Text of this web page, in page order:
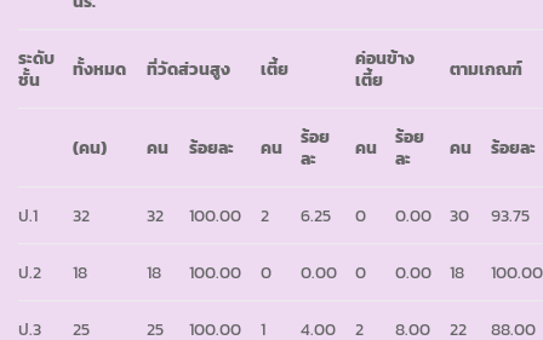
ระดับ
ชั้น
ทั้งหมด ที่วัดส่วนสูง เตี้ย
ค่อนข้าง
เตี้ย
ตามเกณฑ์
(คน) คน ร้อยละ คน
ร้อย
ละ
คน
ร้อย
ละ
คน ร้อยละ
ป.1 32 32 100.00 2 6.25 0 0.00 30 93.75
ป.2 18 18 100.00 0 0.00 0 0.00 18 100.00
ป.3 25 25 100.00 1 4.00 2 8.00 22 88.00